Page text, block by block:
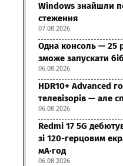
Windows знайшли
стеження
07.08.2026
Одна консоль — 25
зможе запускати
06.08.2026
HDR10+ Advanced
телевізорів — але
06.08.2026
Redmi 17 5G
зі 120-герцовим
мА·год
06.08.2026